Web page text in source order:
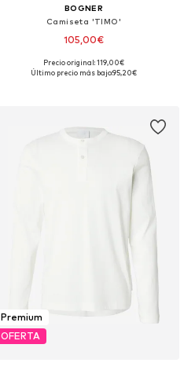
BOGNER
Camiseta 'TIMO'
105,00€
Tallas disponibles: M
Precio original: 119,00€
Último precio más bajo:95,20€
Premium
OFERTA